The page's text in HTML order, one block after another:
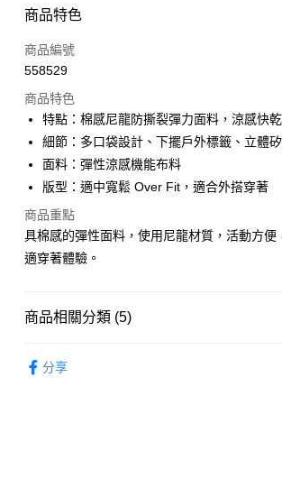
付款方式
信用卡
Google Pay
AlipayHK
WeChat Pay
送貨方式
商品特色
商品編號
558529
商品特色
特點：棉感尼龍防撕裂彈力面料，涼感快乾
細節：多口袋設計、下擺戶外標籤、立體
面料：彈性涼感機能布料
版型：適中寬鬆 Over Fit，適合外搭穿著
商品重點
具棉感的彈性面料，使用尼龍材質，活動方便
適穿著體驗。
商品相關分類 (5)
分享